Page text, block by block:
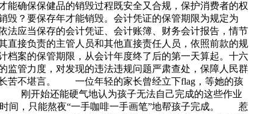
能确保保健品的销毁过程既安全又合规，保护消费者的权
毁？要保存年才能销毁。会计凭证的保管期限为规定为
法应当保存的会计凭证、会计账簿、财务会计报告，情节
直接负责的主管人员和其他直接责任人员，依照前款的规
档案的保管期限，从会计年度终了后的第一天算起。十六
监管力度，对发现的违法违规问题严肃查处，保障人民群
苦不堪言。 一位年轻的家长曾经立下flag，等她的孩
刚开始还能硬气地认为孩子无法自己完成的这些作业
，只能熬夜“一手咖啡一手画笔”地帮孩子完成。 惹